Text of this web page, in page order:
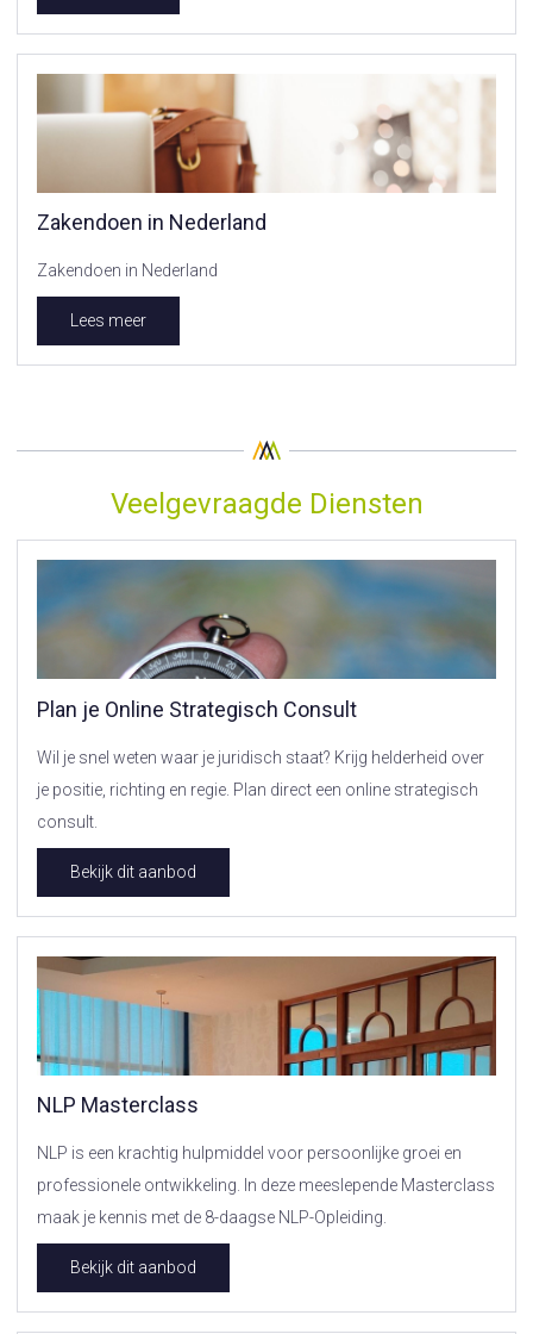
Zakendoen in Nederland
Zakendoen in Nederland
Lees meer
Veelgevraagde Diensten
Plan je Online Strategisch Consult
Wil je snel weten waar je juridisch staat? Krijg helderheid over
je positie, richting en regie. Plan direct een online strategisch
consult.
Bekijk dit aanbod
NLP Masterclass
NLP is een krachtig hulpmiddel voor persoonlijke groei en
professionele ontwikkeling. In deze meeslepende Masterclass
maak je kennis met de 8-daagse NLP-Opleiding.
Bekijk dit aanbod